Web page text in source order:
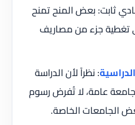
ثابت: بعض المنح تمنح
تغطية جزء من مصاريف
الدراسية: نظراً لأن الدراسة
عامة، لا تُفرض رسوم
الجامعات الخاصة.